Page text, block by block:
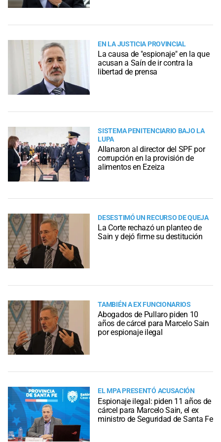
EN LA JUSTICIA PROVINCIAL
La causa de "espionaje" en la que
acusan a Saín de ir contra la
libertad de prensa
SISTEMA PENITENCIARIO BAJO LA
LUPA
Allanaron al director del SPF por
corrupción en la provisión de
alimentos en Ezeiza
DESESTIMÓ UN RECURSO DE QUEJA
La Corte rechazó un planteo de
Sain y dejó firme su destitución
TAMBIÉN A EX FUNCIONARIOS
Abogados de Pullaro piden 10
años de cárcel para Marcelo Sain
por espionaje ilegal
EL MPA PRESENTÓ ACUSACIÓN
Espionaje ilegal: piden 11 años de
cárcel para Marcelo Sain, el ex
ministro de Seguridad de Santa Fe